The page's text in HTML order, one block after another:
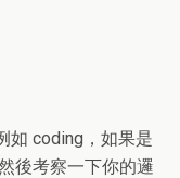
如 coding，如果是
後考察一下你的邏